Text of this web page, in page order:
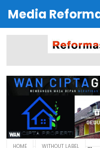
Media
HOME WITHOUT LABEL